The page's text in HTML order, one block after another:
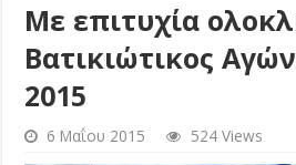
Με επιτυχία
Βατικιώτικος
2015
6 Μαΐου 2015 524 Views